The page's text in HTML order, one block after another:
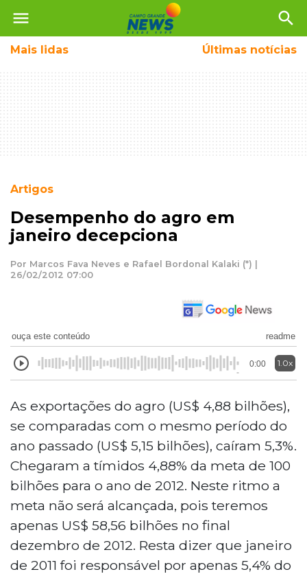
menu search
Mais lidas Últimas notícias
Artigos
Desempenho do agro em
janeiro decepciona
Por Marcos Fava Neves e Rafael Bordonal Kalaki (*) |
26/02/2012 07:00
ouça este conteúdo readme
0:00 1.0x
As exportações do agro (US$ 4,88 bilhões),
se comparadas com o mesmo período do
ano passado (US$ 5,15 bilhões), caíram 5,3%.
Chegaram a tímidos 4,88% da meta de 100
bilhões para o ano de 2012. Neste ritmo a
meta não será alcançada, pois teremos
apenas US$ 58,56 bilhões no final
dezembro de 2012. Resta dizer que janeiro
de 2011 foi responsável por apenas 5,4% do